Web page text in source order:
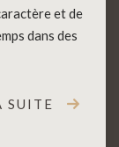
et de
dans des
SUITE